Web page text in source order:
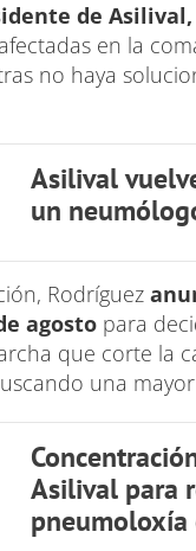
de Asilival,
en la
no haya
Asilival
un
Rodríguez
agosto para
que corte la
una
Asilival para
pneumoloxía